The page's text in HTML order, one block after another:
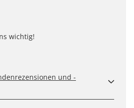
wichtig!
und -